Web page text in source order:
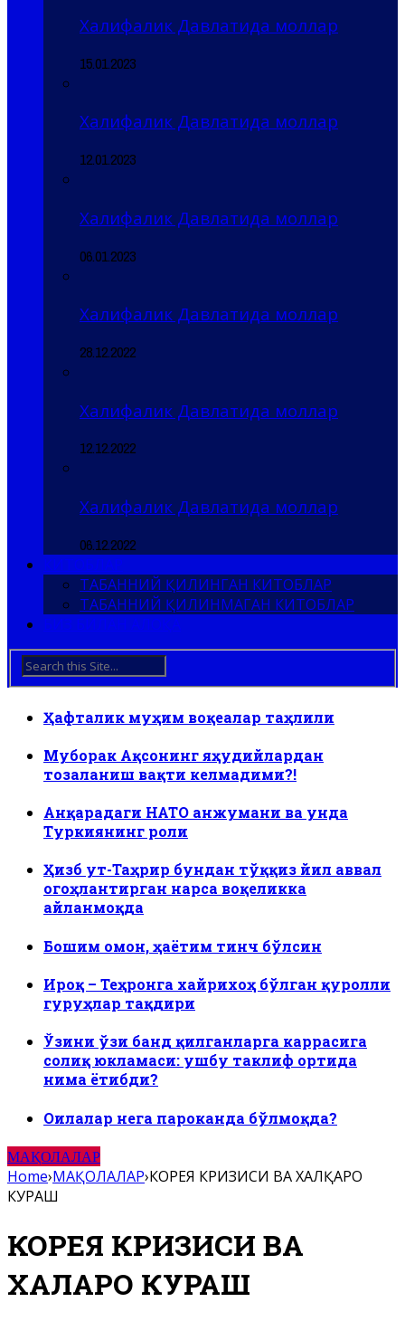
Халифалик Давлатида моллар
15.01.2023
Халифалик Давлатида моллар
12.01.2023
Халифалик Давлатида моллар
06.01.2023
Халифалик Давлатида моллар
28.12.2022
Халифалик Давлатида моллар
12.12.2022
Халифалик Давлатида моллар
06.12.2022
ТАБАННИЙ ҚИЛИНГАН КИТОБЛАР
ТАБАННИЙ ҚИЛИНМАГАН КИТОБЛАР
Ҳафталик муҳим воқеалар таҳлили
Муборак Ақсонинг яҳудийлардан
тозаланиш вақти келмадими?!
Анқарадаги НАТО анжумани ва унда
Туркиянинг роли
Ҳизб ут-Таҳрир бундан тўққиз йил аввал
огоҳлантирган нарса воқеликка
айланмоқда
Бошим омон, ҳаётим тинч бўлсин
Ироқ – Теҳронга хайрихоҳ бўлган қуролли
гуруҳлар тақдири
Ўзини ўзи банд қилганларга каррасига
солиқ юкламаси: ушбу таклиф ортида
нима ётибди?
Оилалар нега пароканда бўлмоқда?
МАҚОЛАЛАР
Home›МАҚОЛАЛАР›КОРЕЯ КРИЗИСИ ВА ХАЛҚАРО
КУРАШ
КОРЕЯ КРИЗИСИ ВА
ХАЛҚАРО КУРАШ